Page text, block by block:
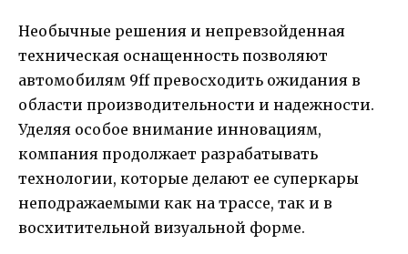
Необычные решения и непревзойденная
техническая оснащенность позволяют
автомобилям 9ff превосходить ожидания в
области производительности и надежности.
Уделяя особое внимание инновациям,
компания продолжает разрабатывать
технологии, которые делают ее суперкары
неподражаемыми как на трассе, так и в
восхитительной визуальной форме.